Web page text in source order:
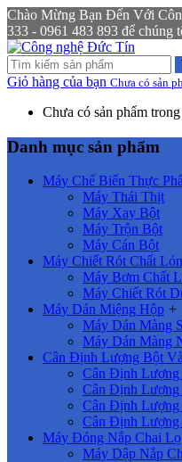
Chào Mừng Bạn Đến Với
333 - 0961 483 893 để chúng
Giỏ hàng của bạn Chưa có sản
Chưa có sản phẩm
Danh mục sản phẩm
Máy Chế Biến Thực
Máy Thái Thịt
Máy Xay Bột
Máy Trộn Bột
Máy Cán Bột
Máy Chiết Rót Chất
Máy Bơm Chất
Máy Chiết Rót
Máy Dán Miệng Hộp +
Máy Dán Màng
Máy Dán Màng
Cân Định Lượng Bột
Cân Định Lượng
Cân Định Lượng
Cân Định
Cân Định
Máy Đóng Nắp Chai Lọ
Máy Dập Nắp